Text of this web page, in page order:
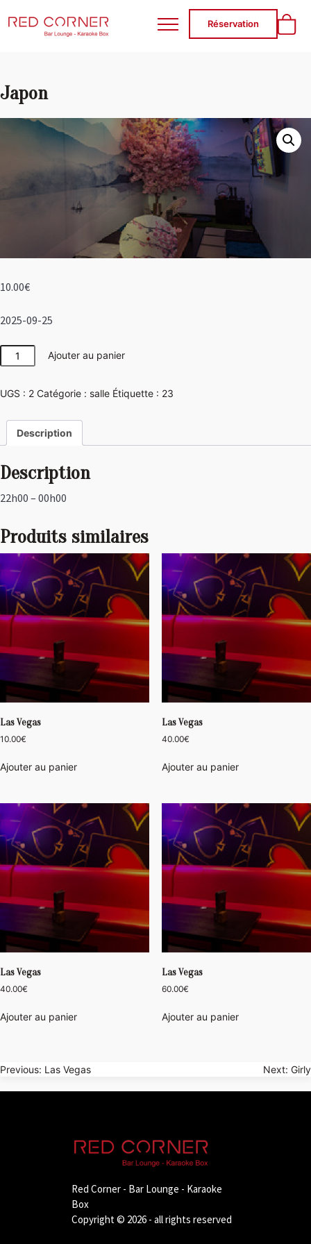
RED CORNER
Réservation
Japon
10.00€
2025-09-25
quantité
de
Ajouter au panier
UGS : 2 Catégorie : salle Étiquette : 23
Description
Description
22h00 – 00h00
Produits similaires
Las Vegas
10.00€
Ajouter au panier
Las Vegas
40.00€
Ajouter au panier
Las Vegas
40.00€
Ajouter au panier
Las Vegas
60.00€
Ajouter au panier
Navigation
de
Previous: Las Vegas Next: Girly
Red Corner - Bar Lounge - Karaoke
Box
Copyright © 2026 - all rights reserved